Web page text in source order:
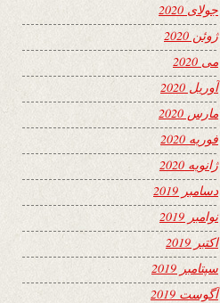
جولای 2020
ژوئن 2020
می 2020
آوریل 2020
مارس 2020
فوریه 2020
ژانویه 2020
دسامبر 2019
نوامبر 2019
اکتبر 2019
سپتامبر 2019
آگوست 2019